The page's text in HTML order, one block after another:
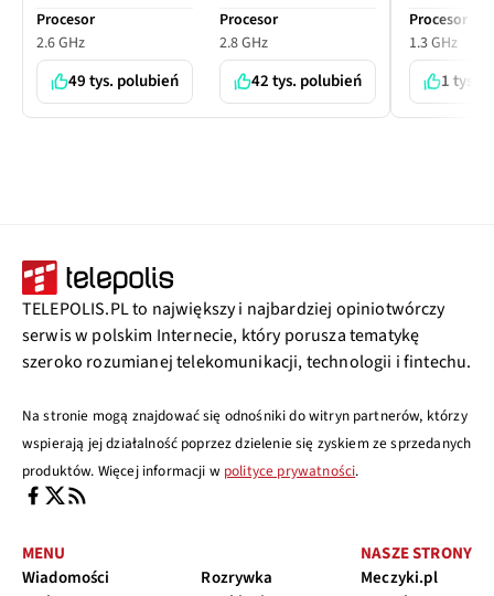
Procesor
2.6 GHz
49 tys. polubień
Procesor
2.8 GHz
42 tys. polubień
Procesor
1.3 GHz
1 tys.
TELEPOLIS.PL to największy i najbardziej opiniotwórczy
serwis w polskim Internecie, który porusza tematykę
szeroko rozumianej telekomunikacji, technologii i fintechu.
Na stronie mogą znajdować się odnośniki do witryn partnerów, którzy
wspierają jej działalność poprzez dzielenie się zyskiem ze sprzedanych
produktów. Więcej informacji w polityce prywatności.
MENU
Wiadomości
Rozrywka
NASZE STRONY
Meczyki.pl